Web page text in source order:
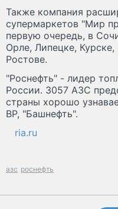
Также компания
супермаркетов "Мир
первую очередь, в
Орле, Липецке, Курске,
Ростове.
"Роснефть" - лидер
России. 3057 АЗС
страны хорошо
BP, "Башнефть".
ria.ru
азс роснефть